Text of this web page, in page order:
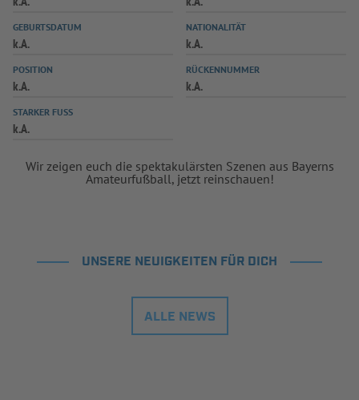
SPIELPLUS
GEBURTSDATUM
k.A.
NATIONALITÄT
k.A.
POSITION
k.A.
RÜCKENNUMMER
k.A.
STARKER FUSS
k.A.
Wir zeigen euch die spektakulärsten Szenen aus Bayerns
Amateurfußball, jetzt reinschauen!
UNSERE NEUIGKEITEN FÜR DICH
ALLE NEWS